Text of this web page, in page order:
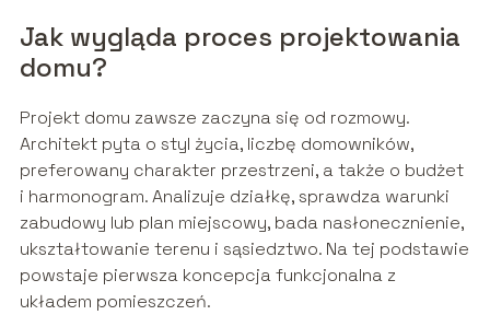
Jak wygląda proces projektowania
domu?
Projekt domu zawsze zaczyna się od rozmowy.
Architekt pyta o styl życia, liczbę domowników,
preferowany charakter przestrzeni, a także o budżet
i harmonogram. Analizuje działkę, sprawdza warunki
zabudowy lub plan miejscowy, bada nasłonecznienie,
ukształtowanie terenu i sąsiedztwo. Na tej podstawie
powstaje pierwsza koncepcja funkcjonalna z
układem pomieszczeń.